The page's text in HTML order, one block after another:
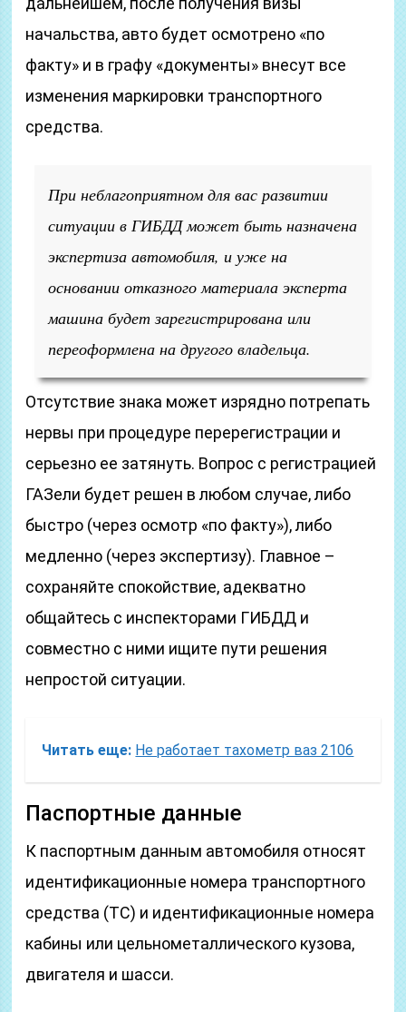
начальства, авто будет осмотрено «по
факту» и в графу «документы» внесут все
изменения маркировки транспортного
средства.
При неблагоприятном для вас развитии
ситуации в ГИБДД может быть назначена
экспертиза автомобиля, и уже на
основании отказного материала эксперта
машина будет зарегистрирована или
переоформлена на другого владельца.
Отсутствие знака может изрядно потрепать
нервы при процедуре перерегистрации и
серьезно ее затянуть. Вопрос с регистрацией
ГАЗели будет решен в любом случае, либо
быстро (через осмотр «по факту»), либо
медленно (через экспертизу). Главное –
сохраняйте спокойствие, адекватно
общайтесь с инспекторами ГИБДД и
совместно с ними ищите пути решения
непростой ситуации.
Читать еще: Не работает тахометр ваз 2106
Паспортные данные
К паспортным данным автомобиля относят
идентификационные номера транспортного
средства (ТС) и идентификационные номера
кабины или цельнометаллического кузова,
двигателя и шасси.